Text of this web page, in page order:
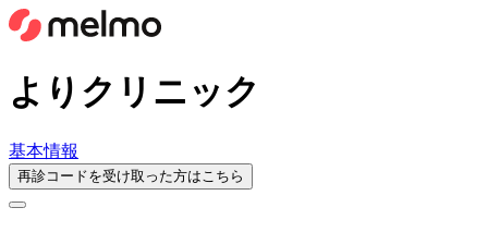
よりクリニック
基本情報
再診コードを受け取った方はこちら